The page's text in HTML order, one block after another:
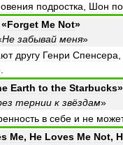
подростка Шон
«Forget Me Not»
Не забывай меня»
другу Генри Спенсера
Earth to the Starbucks»
тернии к звёздам»
в себе и не
Me, He Loves Me Not,